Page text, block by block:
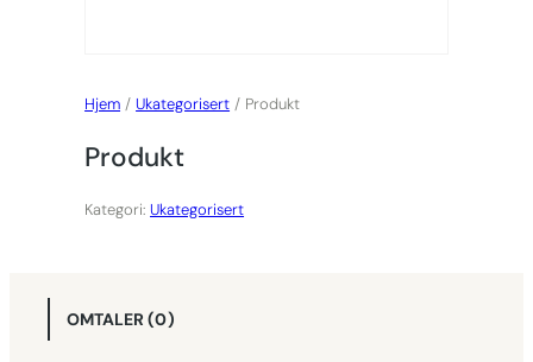
Hjem /Ukategorisert / Produkt
Produkt
Kategori:Ukategorisert
OMTALER (0)